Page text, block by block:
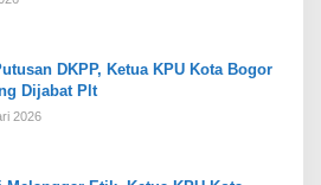
DKPP, Ketua KPU Kota Bogor
Dijabat Plt
2026